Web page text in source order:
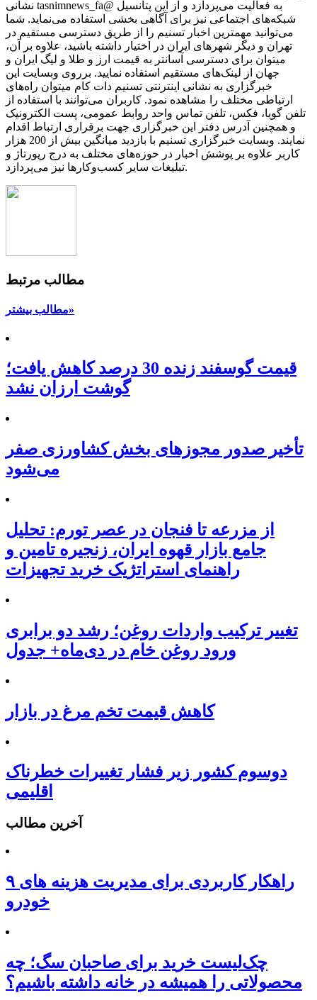
نشانی tasnimnews_fa@ به فعالیت می‌پردازد و از این پتانسیل
شبکه‌های اجتماعی نیز برای آگاهی بخشی استفاده می‌نماید. شما
می‌توانید مهمترین اخبار تسنیم را از طریق دسترسی مستقیم در
تهران و دیگر شهرهای ایران در اختیار داشته باشید، علاوه بر آن،
میتوان برای دسترسی آسانتر به قیمت ارز و طلا و لیگ ایران و
جهان از لینک‌های مستقیم استفاده نمایید. برروی وبسایت این
خبرگزاری به نشانی اینترنتی تسنیم دات کام میتوان راه‌های
ارتباطی مختلف را مشاهده نمود. کاربران می‌توانند با استفاده از
تلفن گویا، فکس، تلفن تماس واحد روابط عمومی، پست الکترونیک
و همچنین آدرس دفتر این خبرگزاری جهت برقراری ارتباط اقدام
نمایند. وبسایت خبرگزاری تسنیم با بازدید میانگین بیش از 200 هزار
کاربر علاوه بر پوشش اخبار در حوزه‌های مختلف به درج رپورتاژ و
تبلیغات سایر کسب‌وکارها نیز می‌پردازد.
مطالب مرتبط
مطالب بیشتر»
قیمت گوسفند زنده 30 درصد کاهش یافت؛
گوشت ارزان نشد
تأخیر صدور مجوزهای بخش کشاورزی صفر
می‌شود
از مزرعه تا فنجان در عصر تورم: تحلیل
جامع بازار قهوه ایران، زنجیره تامین و
راهنمای استراتژیک خرید تجهیزات
تغییر ترکیب واردات روغن؛ رشد دو برابری
ورود روغن خام در دی‌ماه+ جدول
کاهش قیمت تخم مرغ در بازار
دوسوم کشور زیر فشار تغییرات خطرناک
اقلیمی
آخرین مطالب
۹ راهکار کاربردی برای مدیریت هزینه های
خودرو
چک‌لیست خرید برای صاحبان سگ؛ چه
محصولاتی را همیشه در خانه داشته باشیم؟